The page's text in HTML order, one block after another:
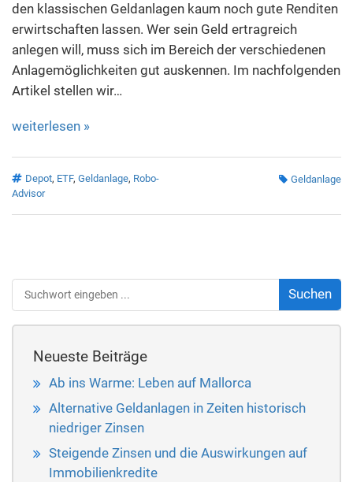
den klassischen Geldanlagen kaum noch gute Renditen
erwirtschaften lassen. Wer sein Geld ertragreich
anlegen will, muss sich im Bereich der verschiedenen
Anlagemöglichkeiten gut auskennen. Im nachfolgenden
Artikel stellen wir…
weiterlesen »
Depot, ETF, Geldanlage, Robo-
Advisor
Geldanlage
Neueste Beiträge
Ab ins Warme: Leben auf Mallorca
Alternative Geldanlagen in Zeiten historisch
niedriger Zinsen
Steigende Zinsen und die Auswirkungen auf
Immobilienkredite